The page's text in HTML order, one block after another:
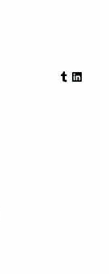
Tumblr